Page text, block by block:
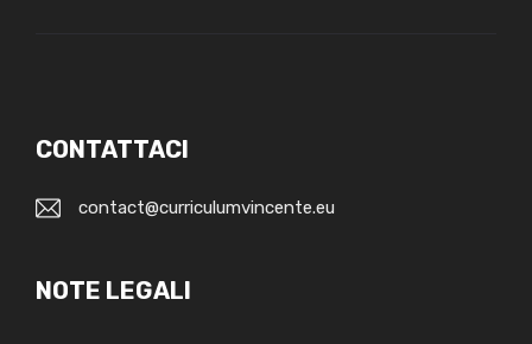
CONTATTACI
contact@curriculumvincente.eu
NOTE LEGALI